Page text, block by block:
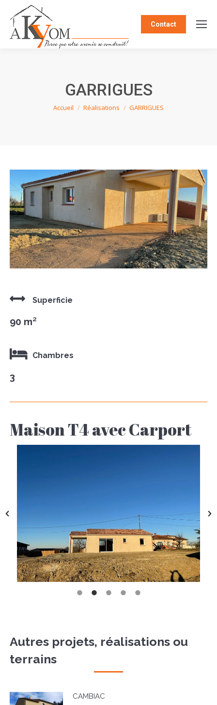
Contact
GARRIGUES
Vous êtes ici :
Accueil Réalisations GARRIGUES
Superficie
90 m²
Chambres
3
Maison T4 avec Carport
Autres projets, réalisations ou
terrains
CAMBIAC